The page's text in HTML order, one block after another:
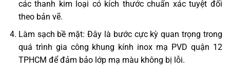
các thanh kim loại có kích thước chuẩn xác tuyệt đối
theo bản vẽ.
Làm sạch bề mặt: Đây là bước cực kỳ quan trọng trong
quá trình gia công khung kính inox mạ PVD quận 12
TPHCM để đảm bảo lớp mạ màu không bị lỗi.